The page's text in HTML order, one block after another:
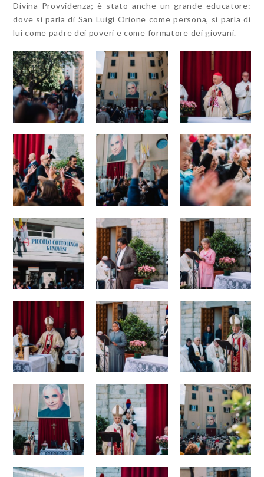
Divina Provvidenza; è stato anche un grande educatore:
dove si parla di San Luigi Orione come persona, si parla di
lui come padre dei poveri e come formatore dei giovani.